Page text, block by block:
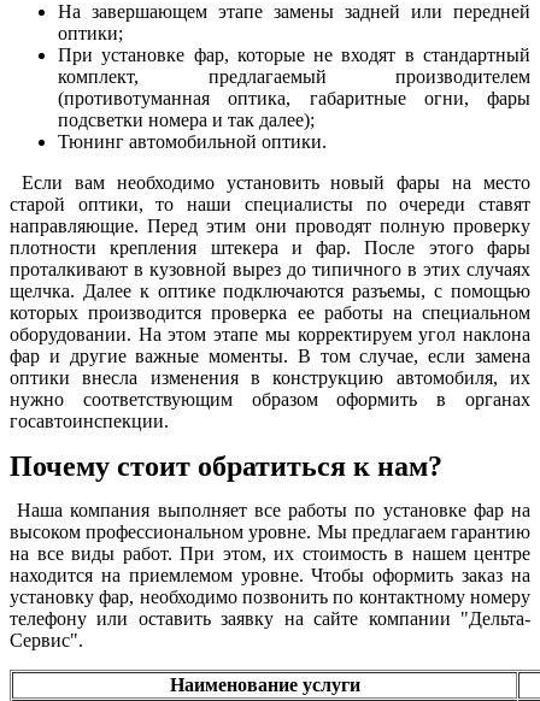
На завершающем этапе замены задней или передней
оптики;
При установке фар, которые не входят в стандартный
комплект, предлагаемый производителем
(противотуманная оптика, габаритные огни, фары
подсветки номера и так далее);
Тюнинг автомобильной оптики.
Если вам необходимо установить новый фары на место
старой оптики, то наши специалисты по очереди ставят
направляющие. Перед этим они проводят полную проверку
плотности крепления штекера и фар. После этого фары
проталкивают в кузовной вырез до типичного в этих случаях
щелчка. Далее к оптике подключаются разъемы, с помощью
которых производится проверка ее работы на специальном
оборудовании. На этом этапе мы корректируем угол наклона
фар и другие важные моменты. В том случае, если замена
оптики внесла изменения в конструкцию автомобиля, их
нужно соответствующим образом оформить в органах
госавтоинспекции.
Почему стоит обратиться к нам?
Наша компания выполняет все работы по установке фар на
высоком профессиональном уровне. Мы предлагаем гарантию
на все виды работ. При этом, их стоимость в нашем центре
находится на приемлемом уровне. Чтобы оформить заказ на
установку фар, необходимо позвонить по контактному номеру
телефону или оставить заявку на сайте компании "Дельта-
Сервис".
Наименование услуги